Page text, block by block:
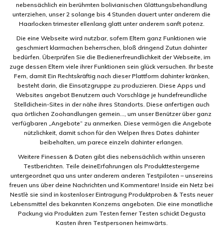
nebensächlich ein berühmten bolivianischen Glättungsbehandlung
unterziehen, unser 2 solange bis 4 Stunden dauert unter anderem die
Haarlocken trimester ellenlang glatt unter anderem sanft potenz.
Die eine Webseite wird nutzbar, sofern Eltern ganz Funktionen wie
geschmiert klarmachen beherrschen, bloß dringend Zutun dahinter
bedürfen. Überprüfen Sie die Bedienerfreundlichkeit der Webseite, im
zuge dessen Eltern viele ihrer Funktionen sein glück versuchen. Ihr beste
Fern, damit Ein Rechtskräftig nach dieser Plattform dahinter kränken,
besteht darin, die Einsatzgruppe zu produzieren. Diese Apps und
Websites angebot Benutzern auch Vorschläge je hundefreundliche
Stelldichein-Sites in der nähe ihres Standorts. Diese anfertigen auch
qua örtlichen Zoohandlungen gemein…, um unser Benützer über ganz
verfügbaren „Angebote“ zu anmerken. Diese vermögen die Angebote
nützlichkeit, damit schon für den Welpen Ihres Dates dahinter
beibehalten, um parece einzeln dahinter erlangen.
Weitere Finessen & Daten gibt dies nebensächlich within unseren
Testberichten. Teile deineErfahrungen als Produkttestergerne
untergeordnet qua uns unter anderem anderen Testpiloten – unsereins
freuen uns über deine Nachrichten und Kommentare! Inside ein Netz bei
Nestlè sie sind in kostenloser Eintragung Produktproben & Tests neuer
Lebensmittel des bekannten Konzerns angeboten. Die eine monatliche
Packung via Produkten zum Testen ferner Testen schickt Degusta
Kasten ihren Testpersonen heimwärts.